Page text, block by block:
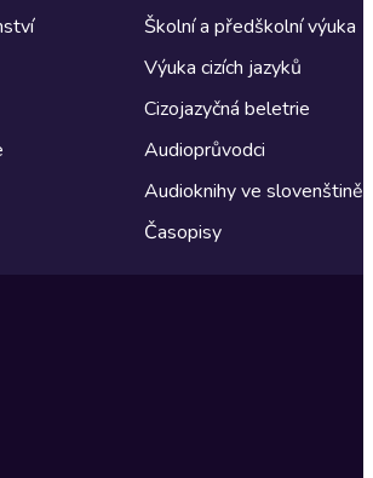
Školní a předškolní výuka
Výuka cizích jazyků
Cizojazyčná beletrie
Audioprůvodci
Audioknihy ve slovenštině
Časopisy